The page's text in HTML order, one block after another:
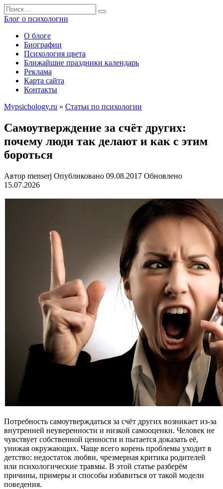
Перейти
к
Search
for:
Блог о психологии
О блоге
Биографии
Психология цвета
Ближайшие праздники календарь
Реклама
Карта сайта
Контакты
Mypsichology.ru » Статьи по психологии
Самоутверждение за счёт других:
почему люди так делают и как с этим
бороться
Автор menserj Опубликовано 09.08.2017 Обновлено
15.07.2026
Потребность самоутверждаться за счёт других возникает из-за
внутренней неуверенности и низкой самооценки. Человек не
чувствует собственной ценности и пытается доказать её,
унижая окружающих. Чаще всего корень проблемы уходит в
детство: недостаток любви, чрезмерная критика родителей
или психологические травмы. В этой статье разберём
причины, примеры и способы избавиться от такой модели
поведения.